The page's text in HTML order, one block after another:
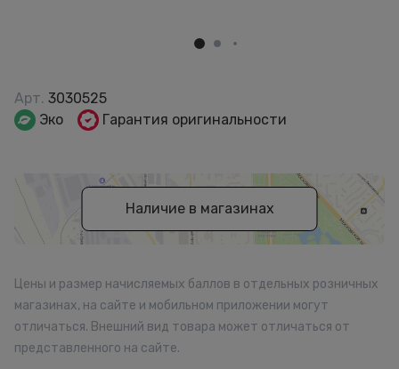
Арт. 3030525
Эко
Гарантия оригинальности
Наличие в магазинах
Цены и размер начисляемых баллов в отдельных розничных
магазинах, на сайте и мобильном приложении могут
отличаться. Внешний вид товара может отличаться от
представленного на сайте.